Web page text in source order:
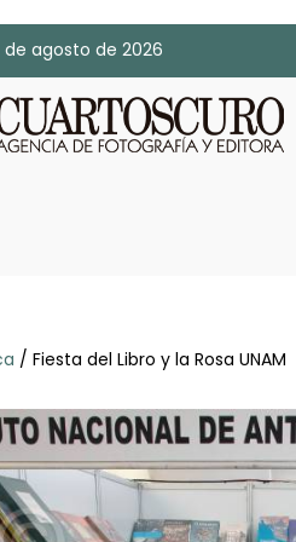
de agosto de 2026
/ Fiesta del Libro y la Rosa UNAM